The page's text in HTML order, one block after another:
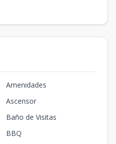
Amenidades
Ascensor
Baño de Visitas
BBQ